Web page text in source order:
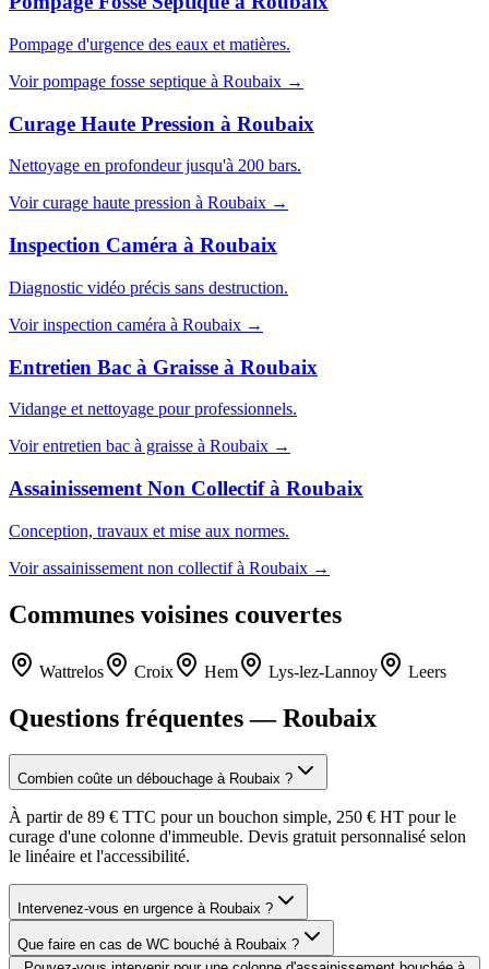
Pompage d'urgence des eaux et matières.
Voirpompage fosse septique à Roubaix →
Curage Haute Pression à Roubaix
Nettoyage en profondeur jusqu'à 200 bars.
Voircurage haute pression à Roubaix →
Inspection Caméra à Roubaix
Diagnostic vidéo précis sans destruction.
Voirinspection caméra à Roubaix →
Entretien Bac à Graisse à Roubaix
Vidange et nettoyage pour professionnels.
Voirentretien bac à graisse à Roubaix →
Assainissement Non Collectifà Roubaix
Conception, travaux et mise aux normes.
Voirassainissement non collectifà Roubaix →
Communes voisines couvertes
Wattrelos Croix Hem Lys-lez-Lannoy Leers
Questions fréquentes —Roubaix
Combien coûte un débouchage à Roubaix ?
À partir de 89 € TTC pour un bouchon simple, 250 € HT pour le
curage d'une colonne d'immeuble. Devis gratuit personnalisé selon
le linéaire et l'accessibilité.
Intervenez-vous en urgence à Roubaix ?
Que faire en cas de WC bouché à Roubaix ?